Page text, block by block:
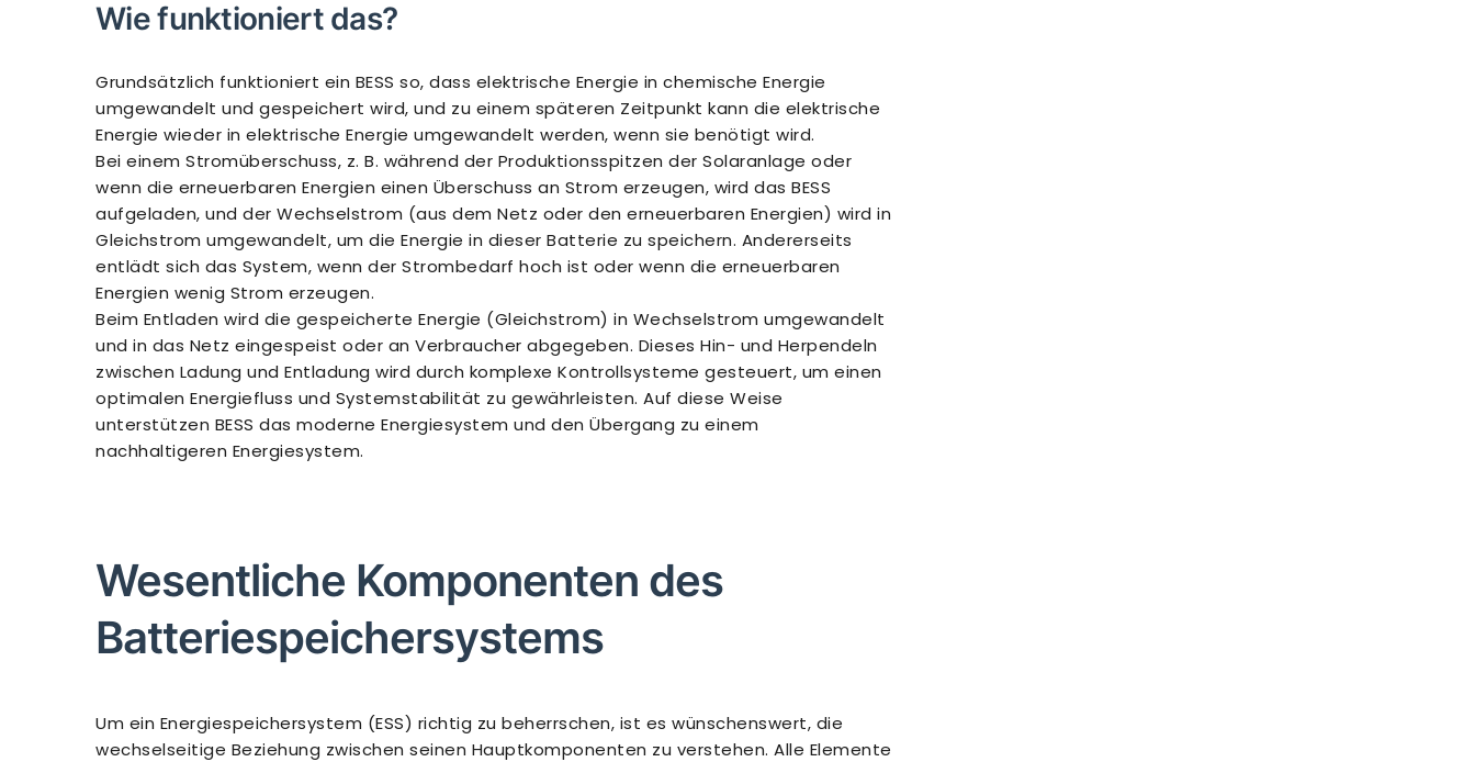
Wie funktioniert das?
Grundsätzlich funktioniert ein BESS so, dass elektrische Energie in chemische Energie
umgewandelt und gespeichert wird, und zu einem späteren Zeitpunkt kann die elektrische
Energie wieder in elektrische Energie umgewandelt werden, wenn sie benötigt wird.
Bei einem Stromüberschuss, z. B. während der Produktionsspitzen der Solaranlage oder
wenn die erneuerbaren Energien einen Überschuss an Strom erzeugen, wird das BESS
aufgeladen, und der Wechselstrom (aus dem Netz oder den erneuerbaren Energien) wird in
Gleichstrom umgewandelt, um die Energie in dieser Batterie zu speichern. Andererseits
entlädt sich das System, wenn der Strombedarf hoch ist oder wenn die erneuerbaren
Energien wenig Strom erzeugen.
Beim Entladen wird die gespeicherte Energie (Gleichstrom) in Wechselstrom umgewandelt
und in das Netz eingespeist oder an Verbraucher abgegeben. Dieses Hin- und Herpendeln
zwischen Ladung und Entladung wird durch komplexe Kontrollsysteme gesteuert, um einen
optimalen Energiefluss und Systemstabilität zu gewährleisten. Auf diese Weise
unterstützen BESS das moderne Energiesystem und den Übergang zu einem
nachhaltigeren Energiesystem.
Wesentliche Komponenten des
Batteriespeichersystems
Um ein Energiespeichersystem (ESS) richtig zu beherrschen, ist es wünschenswert, die
wechselseitige Beziehung zwischen seinen Hauptkomponenten zu verstehen. Alle Elemente